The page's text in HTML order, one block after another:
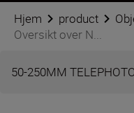
Hjem product
Oversikt over N...
50-250MM